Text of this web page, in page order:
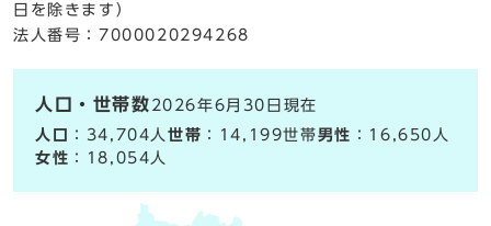
日を除きます）
法人番号：7000020294268
人口・世帯数 2026年6月30日現在
人口
：34,704人世帯 ：14,199世帯男性 ：16,650人
女性 ：18,054人